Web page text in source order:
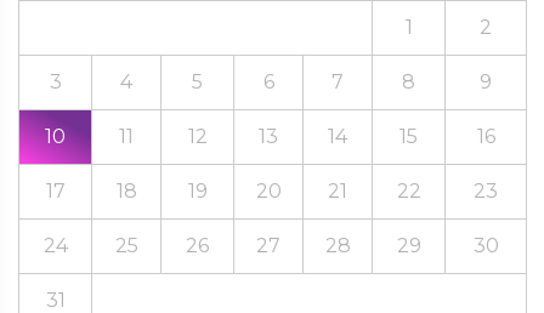
1 2
3 4 5 6 7 8 9
10 11 12 13 14 15 16
17 18 19 20 21 22 23
24 25 26 27 28 29 30
31